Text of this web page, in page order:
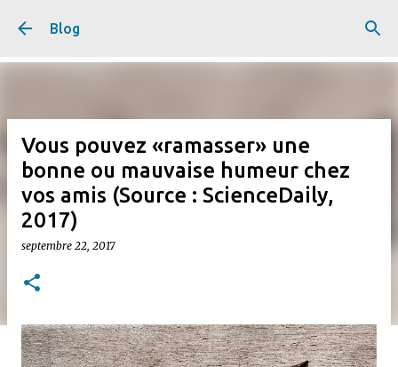
Blog
Vous pouvez «ramasser» une
bonne ou mauvaise humeur chez
vos amis (Source : ScienceDaily,
2017)
septembre 22, 2017